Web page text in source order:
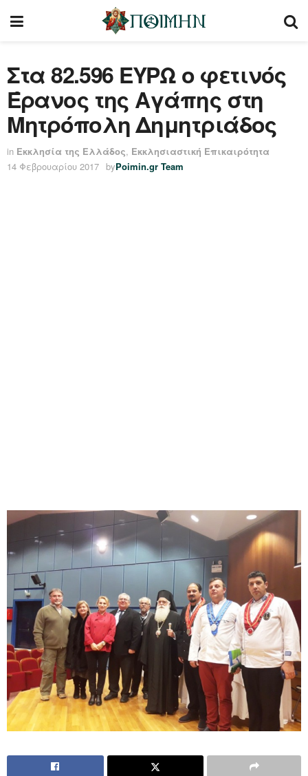
Στα 82.596 ΕΥΡΩ ο φετινός
Έρανος της Αγάπης στη
Μητρόπολη Δημητριάδος
in Εκκλησία της Ελλάδος, Εκκλησιαστική Επικαιρότητα
14 Φεβρουαρίου 2017 byPoimin.gr Team